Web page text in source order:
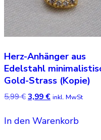
Herz-Anhänger aus
Edelstahl
Gold-Strass (Kopie)
5,99€Ursprünglicher
war:
3,99€Aktueller
ist:
inkl. MwSt
In den Warenkorb